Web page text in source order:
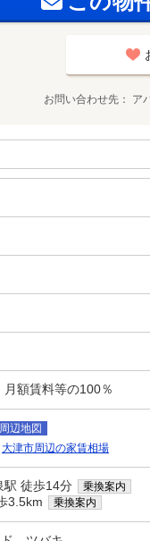
お問い合わせ先 ア
額賃料等の100％
周辺地図
大津市周辺の家賃相場
駅 徒歩14分 乗換案内
3.5km 乗換案内